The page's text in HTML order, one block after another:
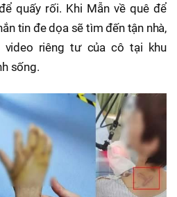
quấy rối. Khi Mẫn về quê để
tin đe dọa sẽ tìm đến tận nhà,
riêng tư của cô tại khu
sống.